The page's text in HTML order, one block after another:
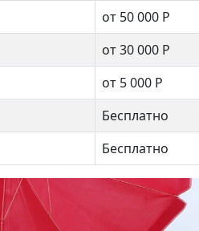
от 50 000 Р
от 30 000 Р
от 5 000 Р
Бесплатно
Бесплатно
Юных Ленинцев 113к4
9 200 000 ₽